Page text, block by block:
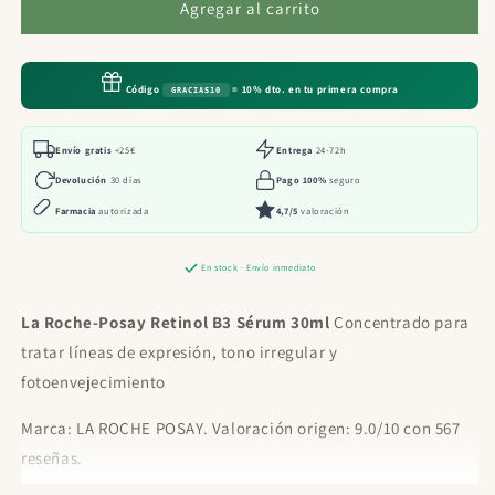
Roche-
Retinol
Sérum
30ml
Roche-
Retinol
B3
Sérum
Agregar al carrito
Código GRACIAS10 = 10% dto. en tu primera compra
Envío gratis +25€ Entrega 24-72h
Devolución 30 días Pago 100% seguro
Farmacia autorizada 4,7/5 valoración
En stock · Envío inmediato
La Roche-Posay Retinol B3 Sérum 30ml Concentrado para
tratar líneas de expresión, tono irregular y
fotoenvejecimiento
Marca: LA ROCHE POSAY. Valoración origen: 9.0/10 con 567
reseñas.